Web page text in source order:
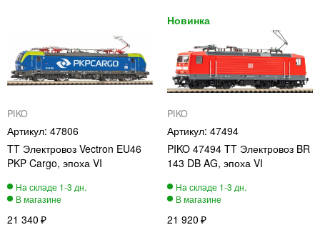
PIKO
47806
TT Электровоз Vectron EU46
PKP Cargo, эпоха VI
21 340
PIKO
47494
PIKO 47494 TT Электровоз BR
143 DB AG, эпоха VI
21 920